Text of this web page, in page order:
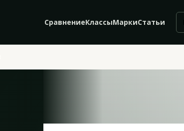
СравнениеКлассыМаркиСтатьи